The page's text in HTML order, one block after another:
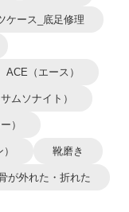
ケース_底足修理
ACE（エース）
ムソナイト）
）
靴磨き
が外れた・折れた